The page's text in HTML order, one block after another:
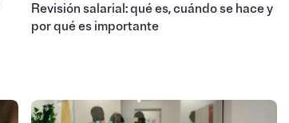
Revisión salarial: qué es, cuándo se hace y
por qué es importante